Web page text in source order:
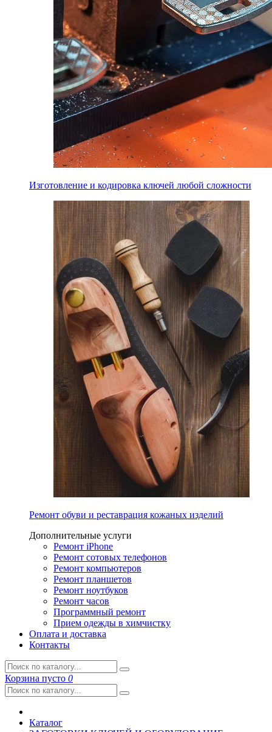
Изготовление и кодировка ключей любой сложности
Ремонт обуви и реставрация кожаных изделий
Дополнительные услуги
Ремонт iPhone
Ремонт сотовых телефонов
Ремонт компьютеров
Ремонт планшетов
Ремонт ноутбуков
Ремонт часов
Программный ремонт
Прием одежды в химчистку
Оплата и доставка
Контакты
Корзина пусто 0
Каталог